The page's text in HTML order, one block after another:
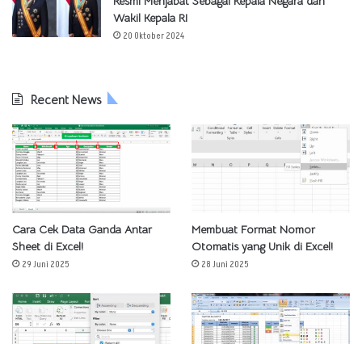
Wakil Kepala RI
20 Oktober 2024
Recent News
Cara Cek Data Ganda Antar
Sheet di Excel!
29 Juni 2025
Membuat Format Nomor
Otomatis yang Unik di Excel!
28 Juni 2025